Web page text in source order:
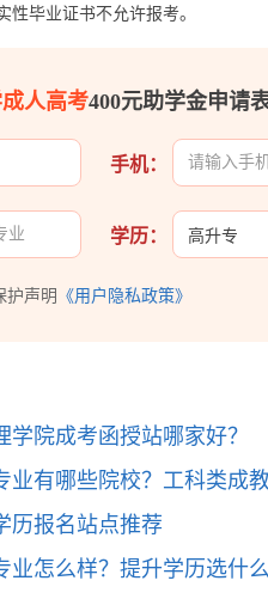
毕业证书不允许报考。
人高考400元助学金申请
手机：
学历：
护声明 《用户隐私政策》
院成考函授站哪家好？
业有哪些院校？工科类成
历报名站点推荐
业怎么样？提升学历选什么